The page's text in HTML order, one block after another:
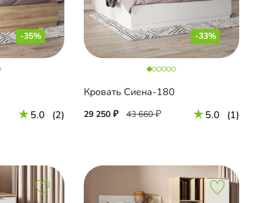
-35%
5.0 (2)
-33%
Кровать Сиена-180
29 250 43 660 5.0 (1)